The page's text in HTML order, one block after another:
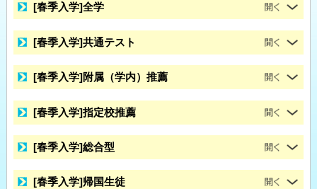
[春季入学]全学
[春季入学]共通テスト
[春季入学]附属（学内）推薦
[春季入学]指定校推薦
[春季入学]総合型
[春季入学]帰国生徒